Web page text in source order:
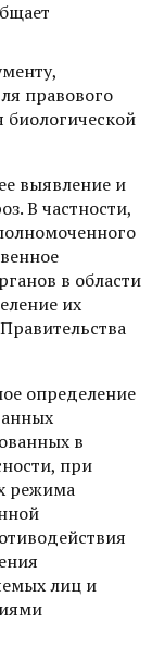
правового
биологической
выявление и
В частности,
в области
их
определение
в
при
режима
лиц и